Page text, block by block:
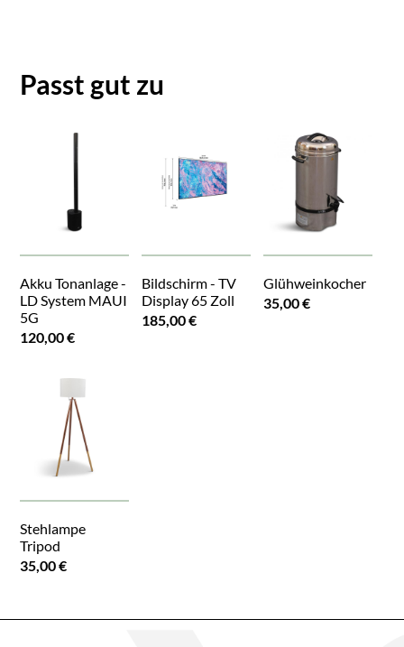
Passt gut zu
Akku Tonanlage -
LD System MAUI
5G
120,00 €
Bildschirm - TV
Display 65 Zoll
185,00 €
Glühweinkocher
35,00 €
Stehlampe
Tripod
35,00 €